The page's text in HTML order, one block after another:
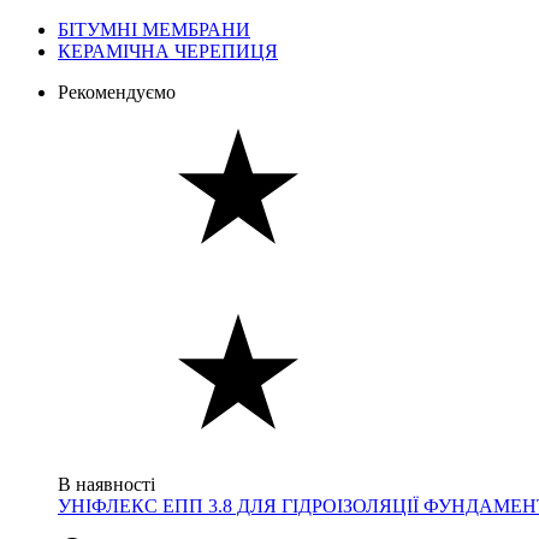
БІТУМНІ МЕМБРАНИ
КЕРАМІЧНА ЧЕРЕПИЦЯ
Рекомендуємо
В наявності
УНІФЛЕКС ЕПП 3.8 ДЛЯ ГІДРОІЗОЛЯЦІЇ